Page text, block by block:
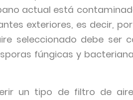
actual está
exteriores, es decir,
seleccionado debe ser
fúngicas y
un tipo de filtro de